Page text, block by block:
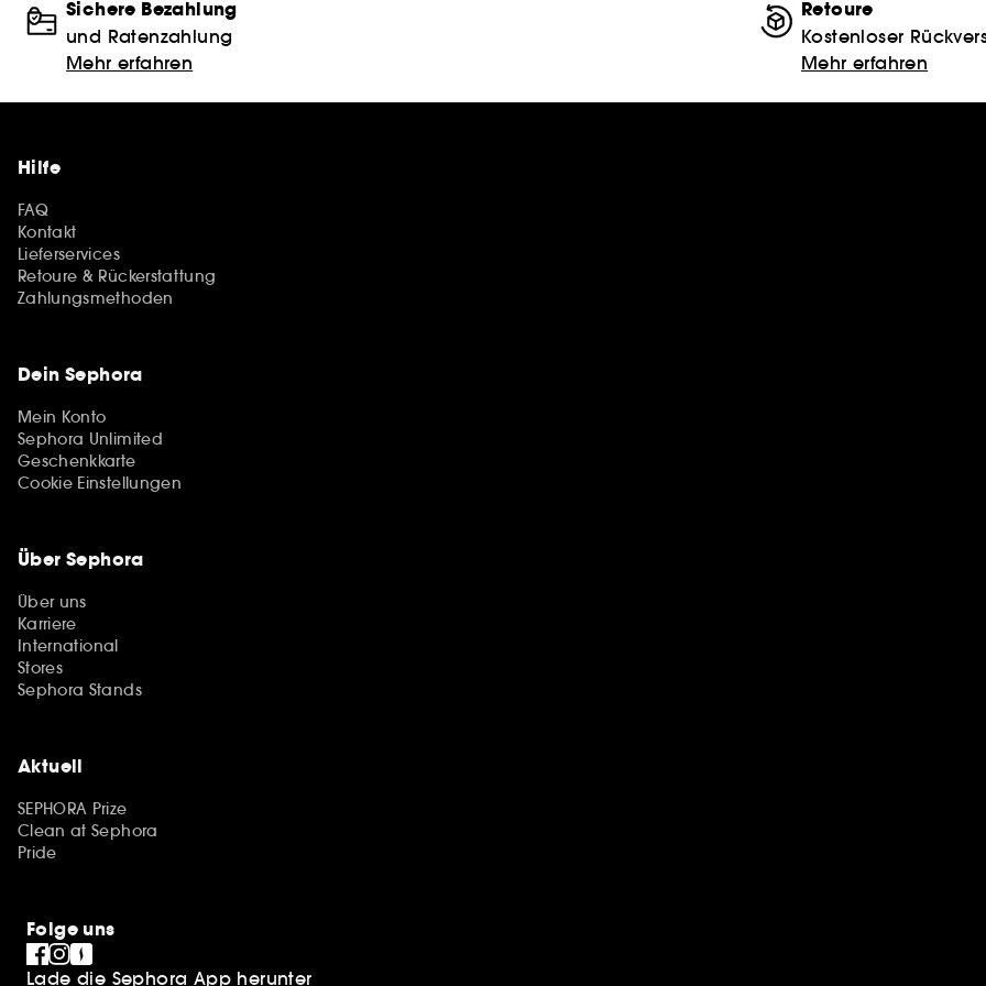
Sichere Bezahlung
und Ratenzahlung
Mehr erfahren
Retoure
Kostenloser
Mehr erfahren
Hilfe
FAQ
Kontakt
Lieferservices
Retoure & Rückerstattung
Zahlungsmethoden
Dein Sephora
Mein Konto
Sephora Unlimited
Geschenkkarte
Cookie Einstellungen
Über Sephora
Über uns
Karriere
International
Stores
Sephora Stands
Aktuell
SEPHORA Prize
Clean at Sephora
Pride
Folge uns
Lade die Sephora App herunter